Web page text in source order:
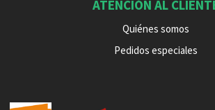
ATENCIÓN AL
Quiénes somos
Pedidos especiales